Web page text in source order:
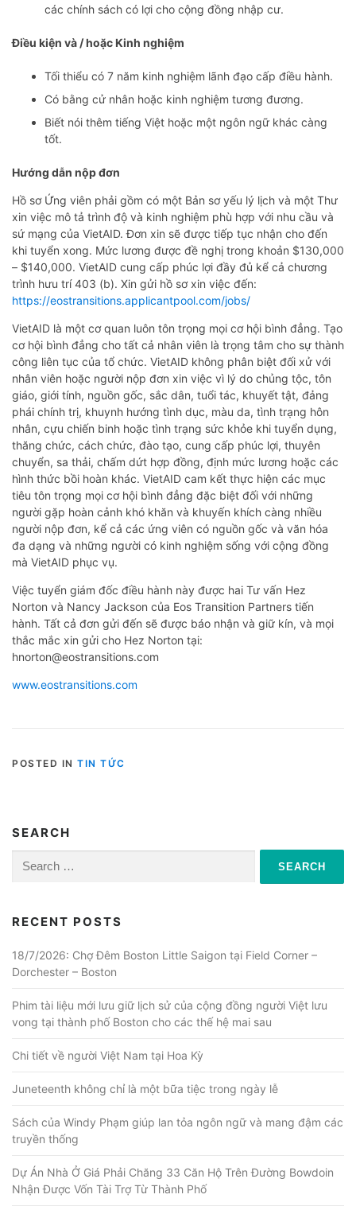
các chính sách có lợi cho cộng đồng nhập cư.
Điều kiện và / hoặc Kinh nghiệm
Tối thiểu có 7 năm kinh nghiệm lãnh đạo cấp điều hành.
Có bằng cử nhân hoặc kinh nghiệm tương đương.
Biết nói thêm tiếng Việt hoặc một ngôn ngữ khác càng
tốt.
Hướng dẫn nộp đơn
Hồ sơ Ứng viên phải gồm có một Bản sơ yếu lý lịch và một Thư
xin việc mô tả trình độ và kinh nghiệm phù hợp với nhu cầu và
sứ mạng của VietAID. Đơn xin sẽ được tiếp tục nhận cho đến
khi tuyển xong. Mức lương được đề nghị trong khoản $130,000
– $140,000. VietAID cung cấp phúc lợi đầy đủ kể cả chương
trình hưu trí 403 (b). Xin gửi hồ sơ xin việc đến:
https://eostransitions.applicantpool.com/jobs/
VietAID là một cơ quan luôn tôn trọng mọi cơ hội bình đẳng. Tạo
cơ hội bình đẳng cho tất cả nhân viên là trọng tâm cho sự thành
công liên tục của tổ chức. VietAID không phân biệt đối xử với
nhân viên hoặc người nộp đơn xin việc vì lý do chủng tộc, tôn
giáo, giới tính, nguồn gốc, sắc dân, tuổi tác, khuyết tật, đảng
phái chính trị, khuynh hướng tình dục, màu da, tình trạng hôn
nhân, cựu chiến binh hoặc tình trạng sức khỏe khi tuyển dụng,
thăng chức, cách chức, đào tạo, cung cấp phúc lợi, thuyên
chuyển, sa thải, chấm dứt hợp đồng, định mức lương hoặc các
hình thức bồi hoàn khác. VietAID cam kết thực hiện các mục
tiêu tôn trọng mọi cơ hội bình đẳng đặc biệt đối với những
người gặp hoàn cảnh khó khăn và khuyến khích càng nhiều
người nộp đơn, kể cả các ứng viên có nguồn gốc và văn hóa
đa dạng và những người có kinh nghiệm sống với cộng đồng
mà VietAID phục vụ.
Việc tuyển giám đốc điều hành này được hai Tư vấn Hez
Norton và Nancy Jackson của Eos Transition Partners tiến
hành. Tất cả đơn gửi đến sẽ được báo nhận và giữ kín, và mọi
thắc mắc xin gửi cho Hez Norton tại:
hnorton@eostransitions.com
www.eostransitions.com
POSTED IN TIN TỨC
SEARCH
for:
RECENT POSTS
18/7/2026: Chợ Đêm Boston Little Saigon tại Field Corner –
Dorchester – Boston
Phim tài liệu mới lưu giữ lịch sử của cộng đồng người Việt lưu
vong tại thành phố Boston cho các thế hệ mai sau
Chi tiết về người Việt Nam tại Hoa Kỳ
Juneteenth không chỉ là một bữa tiệc trong ngày lễ
Sách của Windy Phạm giúp lan tỏa ngôn ngữ và mang đậm các
truyền thống
Dự Án Nhà Ở Giá Phải Chăng 33 Căn Hộ Trên Đường Bowdoin
Nhận Được Vốn Tài Trợ Từ Thành Phố